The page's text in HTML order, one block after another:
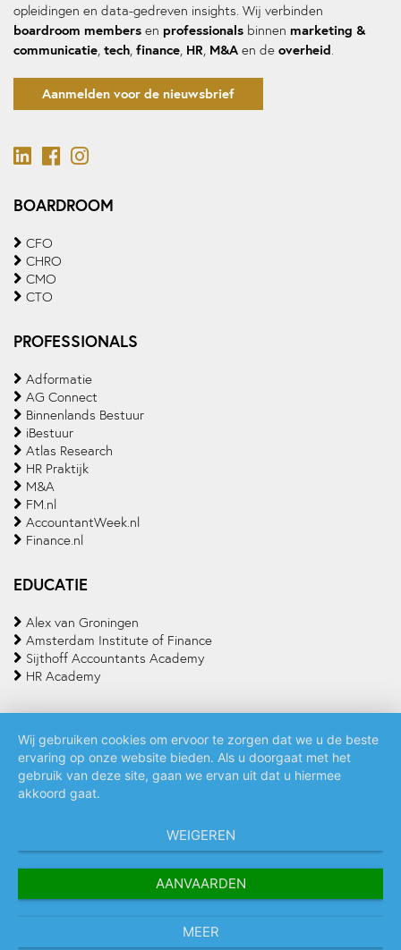
opleidingen en data-gedreven insights. Wij verbinden
boardroom members en professionals binnen marketing &
communicatie, tech, finance, HR, M&A en de overheid.
Aanmelden voor de nieuwsbrief
BOARDROOM
CFO
CHRO
CMO
CTO
PROFESSIONALS
Adformatie
AG Connect
Binnenlands Bestuur
iBestuur
Atlas Research
HR Praktijk
M&A
FM.nl
AccountantWeek.nl
Finance.nl
EDUCATIE
Alex van Groningen
Amsterdam Institute of Finance
Sijthoff Accountants Academy
HR Academy
Algemene voorwaarden Privacy policy Cookie statement
Wij gebruiken cookies om ervoor te zorgen dat we u de beste
ervaring op onze website bieden. Als u doorgaat met het
gebruik van deze site, gaan we ervan uit dat u hiermee
akkoord gaat.
WEIGEREN
AANVAARDEN
MEER